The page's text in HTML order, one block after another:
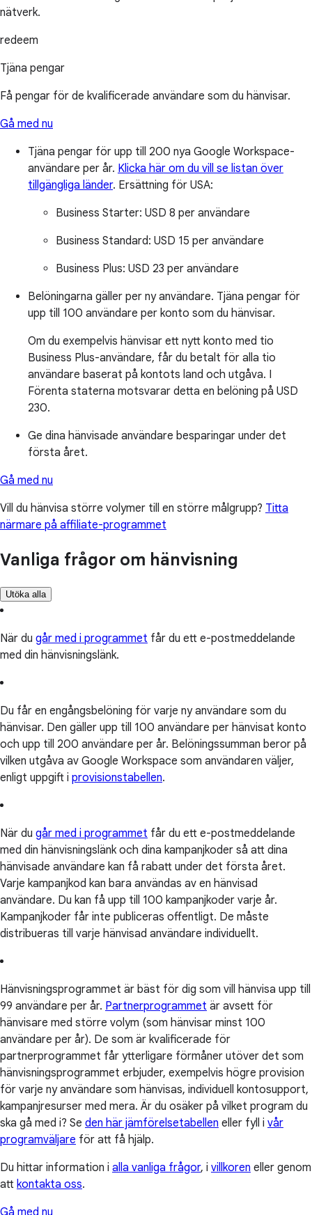
nätverk.
redeem
Tjäna pengar
Få pengar för de kvalificerade användare som du hänvisar.
Gå med nu
Tjäna pengar för upp till 200 nya Google Workspace-
användare per år. Klicka här om du vill se listan över
tillgängliga länder. Ersättning för USA:
Business Starter: USD 8 per användare
Business Standard: USD 15 per användare
Business Plus: USD 23 per användare
Belöningarna gäller per ny användare. Tjäna pengar för
upp till 100 användare per konto som du hänvisar.
Om du exempelvis hänvisar ett nytt konto med tio
Business Plus-användare, får du betalt för alla tio
användare baserat på kontots land och utgåva. I
Förenta staterna motsvarar detta en belöning på USD
230.
Ge dina hänvisade användare besparingar under det
första året.
Gå med nu
Vill du hänvisa större volymer till en större målgrupp? Titta
närmare på affiliate-programmet
Vanliga frågor om hänvisning
Utöka alla
När du går med i programmet får du ett e-postmeddelande
med din hänvisningslänk.
Du får en engångsbelöning för varje ny användare som du
hänvisar. Den gäller upp till 100 användare per hänvisat konto
och upp till 200 användare per år. Belöningssumman beror på
vilken utgåva av Google Workspace som användaren väljer,
enligt uppgift i provisionstabellen.
När du går med i programmet får du ett e-postmeddelande
med din hänvisningslänk och dina kampanjkoder så att dina
hänvisade användare kan få rabatt under det första året.
Varje kampanjkod kan bara användas av en hänvisad
användare. Du kan få upp till 100 kampanjkoder varje år.
Kampanjkoder får inte publiceras offentligt. De måste
distribueras till varje hänvisad användare individuellt.
Hänvisningsprogrammet är bäst för dig som vill hänvisa upp till
99 användare per år. Partnerprogrammet är avsett för
hänvisare med större volym (som hänvisar minst 100
användare per år). De som är kvalificerade för
partnerprogrammet får ytterligare förmåner utöver det som
hänvisningsprogrammet erbjuder, exempelvis högre provision
för varje ny användare som hänvisas, individuell kontosupport,
kampanjresurser med mera. Är du osäker på vilket program du
ska gå med i? Se den här jämförelsetabellen eller fyll i vår
programväljare för att få hjälp.
Du hittar information i alla vanliga frågor, i villkoren eller genom
att kontakta oss.